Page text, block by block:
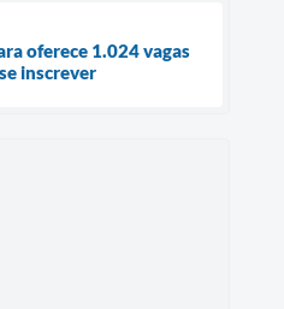
oferece 1.024 vagas
inscrever